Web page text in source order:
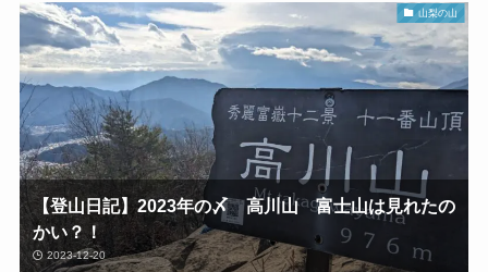
山梨の山
【登山日記】2023年の〆 高川山 富士山は見れたの
かい？！
2023-12-20